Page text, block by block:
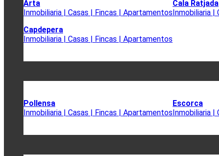
Arta
Inmobiliaria | Casas | Fincas | Apartamentos
Capdepera
Inmobiliaria | Casas | Fincas | Apartamentos
Cala Ratjada
Inmobiliaria |
Pollensa
Inmobiliaria | Casas | Fincas | Apartamentos
Escorca
Inmobiliaria |